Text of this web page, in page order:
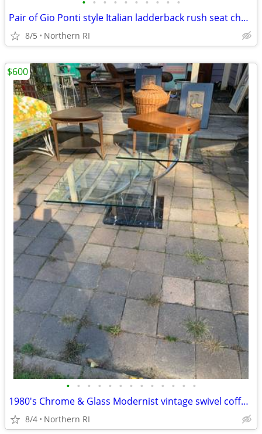
Pair of Gio Ponti style Italian ladderback rush seat chairs as-is A243
8/5 Northern RI
• • • • • • • • • • • • •
1980's Chrome & Glass Modernist vintage swivel coffee table A21
8/4 Northern RI
$600